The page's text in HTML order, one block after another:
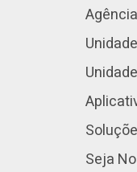
Seja